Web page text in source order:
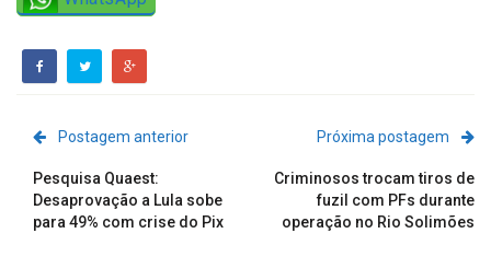
Postagem anterior
Pesquisa Quaest:
Desaprovação a Lula sobe
para 49% com crise do Pix
Próxima postagem
Criminosos trocam tiros de
fuzil com PFs durante
operação no Rio Solimões